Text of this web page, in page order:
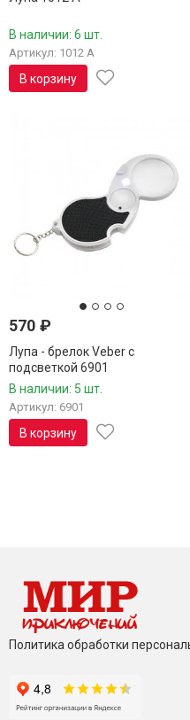
В наличии: 6 шт.
Артикул: 1012 А
В корзину
570 ₽
Лупа - брелок Veber с
подсветкой 6901
В наличии: 5 шт.
Артикул: 6901
В корзину
Политика обработки